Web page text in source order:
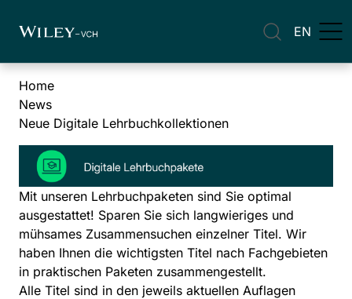
EN
Home
News
Neue Digitale Lehrbuchkollektionen
Mit unseren Lehrbuchpaketen sind Sie optimal
ausgestattet! Sparen Sie sich langwieriges und
mühsames Zusammensuchen einzelner Titel. Wir
haben Ihnen die wichtigsten Titel nach Fachgebieten
in praktischen Paketen zusammengestellt.
Alle Titel sind in den jeweils aktuellen Auflagen